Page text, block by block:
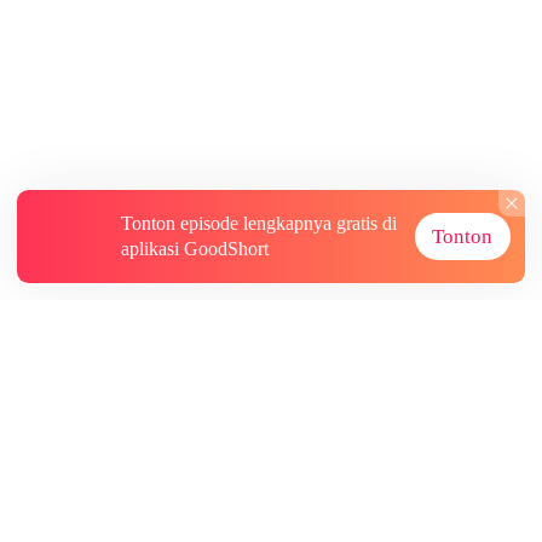
Tonton episode lengkapnya gratis di
aplikasi GoodShort
Tonton